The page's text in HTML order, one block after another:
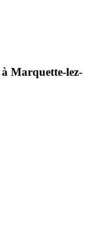
Marquette-lez-